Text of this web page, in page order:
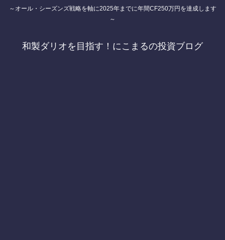
～オール・シーズンズ戦略を軸に2025年までに年間CF250万円を達成します
～
和製ダリオを目指す！にこまるの投資ブログ